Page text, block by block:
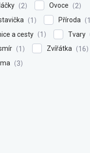
2 Ovoce
2
1 Příroda
a cesty
1 Tvary
1 Zvířátka
16
3